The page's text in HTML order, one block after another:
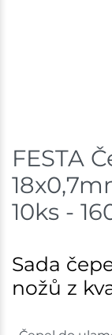
Skladem na
Velká Bíteš
Skladové
Ceny na
shopu.
FESTA
10ks -
Sada
nožů z